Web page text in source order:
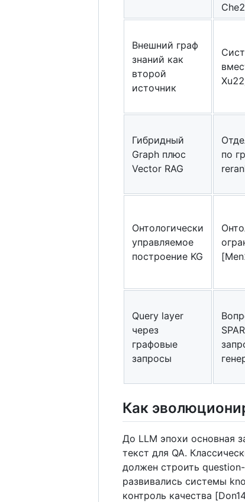
Внешний граф
знаний как
второй
источник
Гибридный
Graph плюс
Vector RAG
по
Онтологически
управляемое
построение KG
Query layer
через
графовые
запросы
Как
До LLM эпохи основная
текст для QA.
должен строить
развивались системы
контроль качества